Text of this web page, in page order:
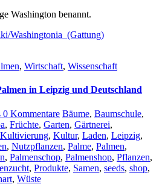
Washington benannt.
Washingtonia_(Gattung)
, Wirtschaft, Wissenschaft
in Leipzig und Deutschland
0 Kommentare Bäume, Baumschule,
, Früchte, Garten, Gärtnerei,
Kultivierung, Kultur, Laden, Leipzig,
, Nutzpflanzen, Palme, Palmen,
, Palmenschop, Palmenshop, Pflanzen,
, Produkte, Samen, seeds, shop,
, Wüste